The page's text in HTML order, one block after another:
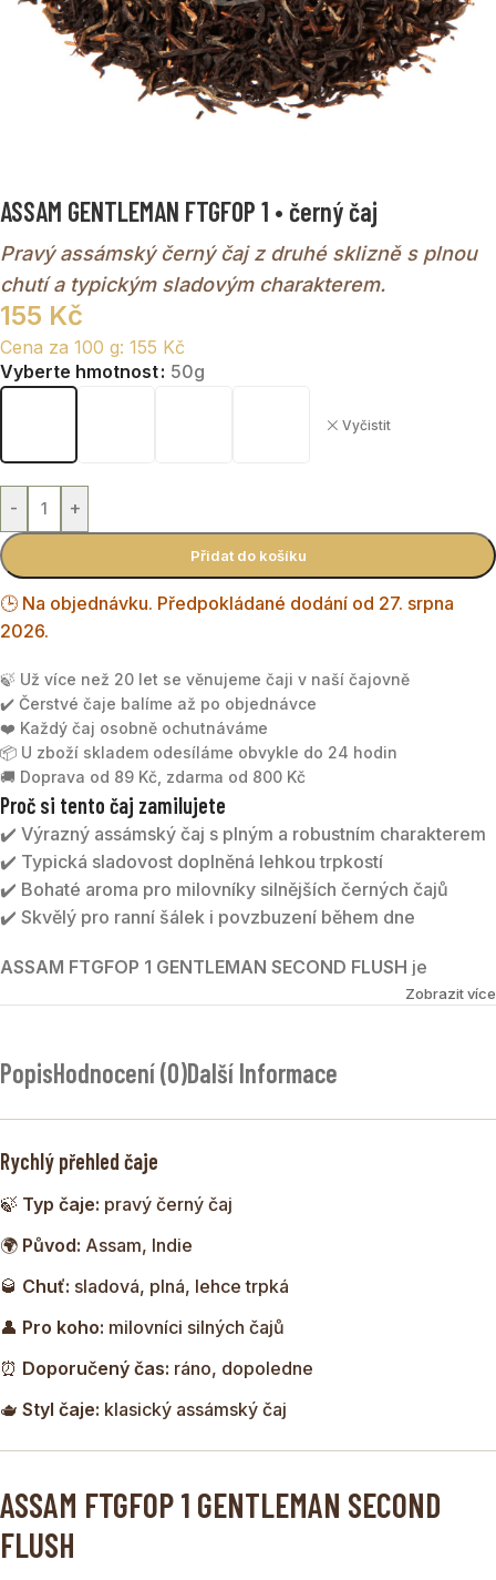
ASSAM GENTLEMAN FTGFOP 1 • černý čaj
Pravý assámský černý čaj z druhé sklizně s plnou
chutí a typickým sladovým charakterem.
155 Kč
Cena za 100 g: 155 Kč
Vyberte hmotnost 50g
Vyčistit
- +
Přidat do košíku
🕒 Na objednávku. Předpokládané dodání od 27. srpna
2026.
🍃 Už více než 20 let se věnujeme čaji v naší čajovně
✔️ Čerstvé čaje balíme až po objednávce
❤️ Každý čaj osobně ochutnáváme
📦 U zboží skladem odesíláme obvykle do 24 hodin
🚚 Doprava od 89 Kč, zdarma od 800 Kč
Proč si tento čaj zamilujete
✔️ Výrazný assámský čaj s plným a robustním charakterem
✔️ Typická sladovost doplněná lehkou trpkostí
✔️ Bohaté aroma pro milovníky silnějších černých čajů
✔️ Skvělý pro ranní šálek i povzbuzení během dne
ASSAM FTGFOP 1 GENTLEMAN SECOND FLUSH je
výběrový černý čaj ze severní Indie. Nabízí plný, výrazný
Skvěle se hodí na ráno nebo kdykoliv během dne, kdy
potřebujete povzbudit tělo i mysl.
Zobrazit více
PopisHodnocení (0)Další Informace
Rychlý přehled čaje
🍃 Typ čaje: pravý černý čaj
🌍 Původ: Assam, Indie
🥃 Chuť: sladová, plná, lehce trpká
👤 Pro koho: milovníci silných čajů
⏰ Doporučený čas: ráno, dopoledne
🫖 Styl čaje: klasický assámský čaj
ASSAM FTGFOP 1 GENTLEMAN SECOND
FLUSH